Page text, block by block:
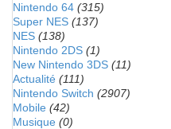
Nintendo 64 (315)
Super NES (137)
NES (138)
Nintendo 2DS (1)
New Nintendo 3DS (11)
Actualité (111)
Nintendo Switch (2907)
Mobile (42)
Musique (0)